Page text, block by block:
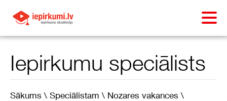
Iepirkumu speciālists
Sākums \ Speciālistam \ Nozares vakances \